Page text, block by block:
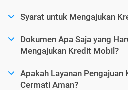
Syarat untuk Mengajukan
Dokumen Apa Saja yang
Mengajukan Kredit Mobil?
Apakah Layanan
Cermati Aman?